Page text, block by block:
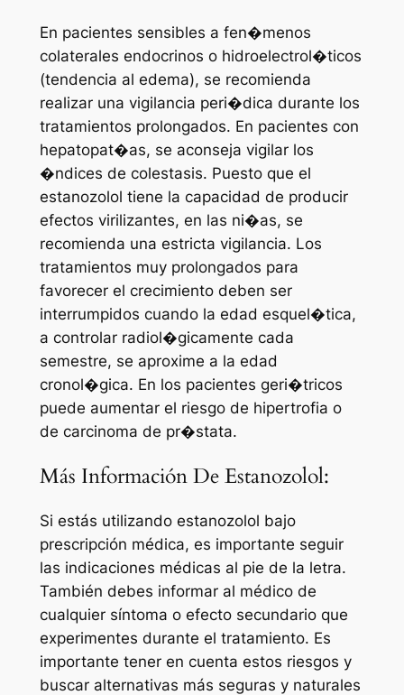
En pacientes sensibles a fen�menos
colaterales endocrinos o hidroelectrol�ticos
(tendencia al edema), se recomienda
realizar una vigilancia peri�dica durante los
tratamientos prolongados. En pacientes con
hepatopat�as, se aconseja vigilar los
�ndices de colestasis. Puesto que el
estanozolol tiene la capacidad de producir
efectos virilizantes, en las ni�as, se
recomienda una estricta vigilancia. Los
tratamientos muy prolongados para
favorecer el crecimiento deben ser
interrumpidos cuando la edad esquel�tica,
a controlar radiol�gicamente cada
semestre, se aproxime a la edad
cronol�gica. En los pacientes geri�tricos
puede aumentar el riesgo de hipertrofia o
de carcinoma de pr�stata.
Más Información De Estanozolol:
Si estás utilizando estanozolol bajo
prescripción médica, es importante seguir
las indicaciones médicas al pie de la letra.
También debes informar al médico de
cualquier síntoma o efecto secundario que
experimentes durante el tratamiento. Es
importante tener en cuenta estos riesgos y
buscar alternativas más seguras y naturales